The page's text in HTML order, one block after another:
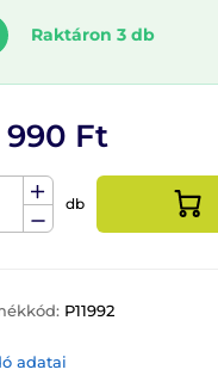
Raktáron 3 db
990 Ft
db
P11992
adatai